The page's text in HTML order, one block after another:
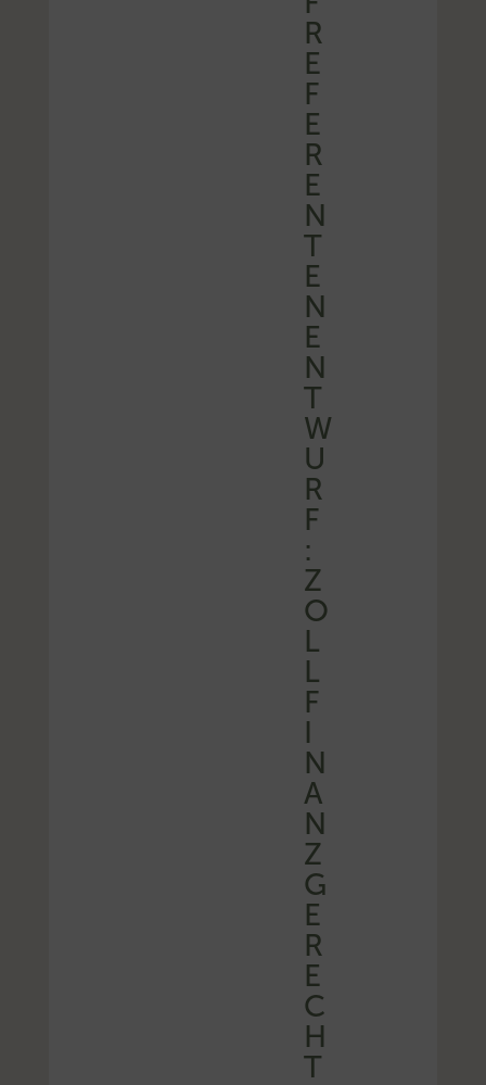
R
E
F
E
R
E
N
T
E
N
E
N
T
W
U
R
F
:
Z
O
L
L
F
I
N
A
N
Z
G
E
R
E
C
H
T